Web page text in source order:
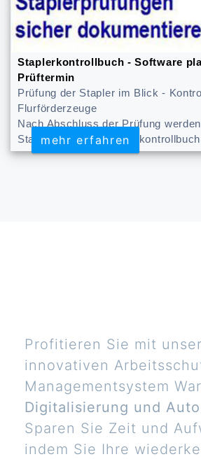
Staplerkontrollbuch - Software
Prüftermin
Prüfung der Stapler im Blick -
Flurförderzeuge
Nach Abschluss der Prüfung
Stapler durch im
mehr erfahren
mehr erfahren
Profitieren Sie mit
innovativen
Managementsystem
Digitalisierung und
Sparen Sie Zeit und
indem Sie Ihre